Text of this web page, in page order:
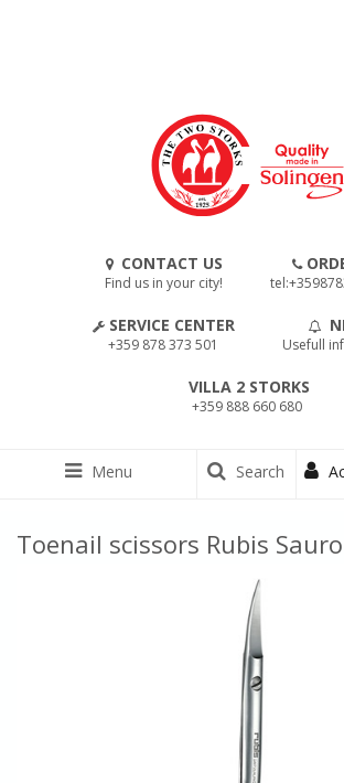
CONTACT US
Find us in your city!
SERVICE CENTER
+359 878 373 501 Usefull
VILLA 2 STORKS
+359 888 660 680
Menu Search
Toenail scissors Rubis Sauro